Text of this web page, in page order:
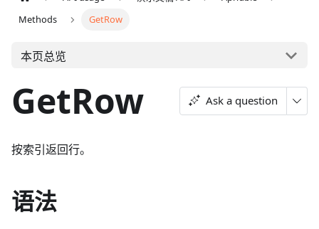
Methods
GetRow
本页总览
GetRow Ask a question
按索引返回行。
语法